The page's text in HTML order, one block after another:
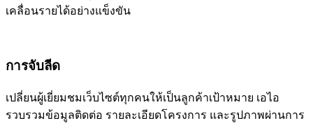
เคลื่อนรายได้อย่างแข็งขัน
การจับลีด
เปลี่ยนผู้เยี่ยมชมเว็บไซต์ทุกคนให้เป็นลูกค้าเป้าหมาย เอไอ
รวบรวมข้อมูลติดต่อ รายละเอียดโครงการ และรูปภาพผ่านการ